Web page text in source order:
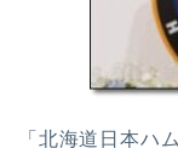
「北海道日本ハ